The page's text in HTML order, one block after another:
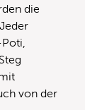
die
von der